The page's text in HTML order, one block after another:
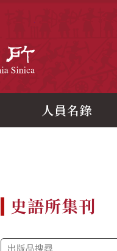
人員名錄
史語所集刊